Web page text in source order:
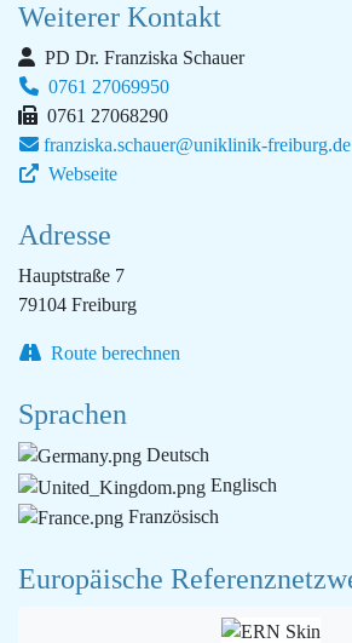
Weiterer Kontakt
PD Dr. Franziska Schauer
0761 27069950
0761 27068290
franziska.schauer@uniklinik-freiburg.de
Webseite
Adresse
Hauptstraße 7
79104 Freiburg
Route berechnen
Sprachen
Deutsch
Englisch
Französisch
Europäische